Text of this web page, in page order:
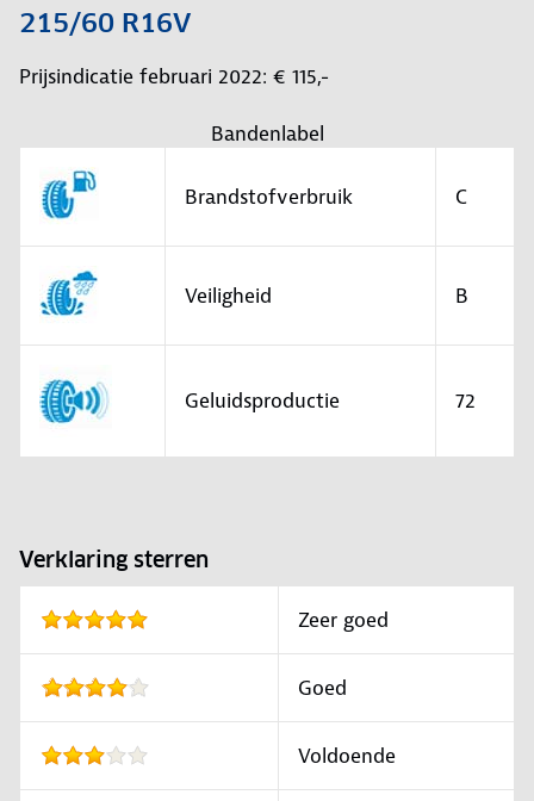
215/60 R16V
Prijsindicatie februari 2022: € 115,-
Bandenlabel
Brandstofverbruik C
Veiligheid B
Geluidsproductie 72
Verklaring sterren
Zeer goed
Goed
Voldoende